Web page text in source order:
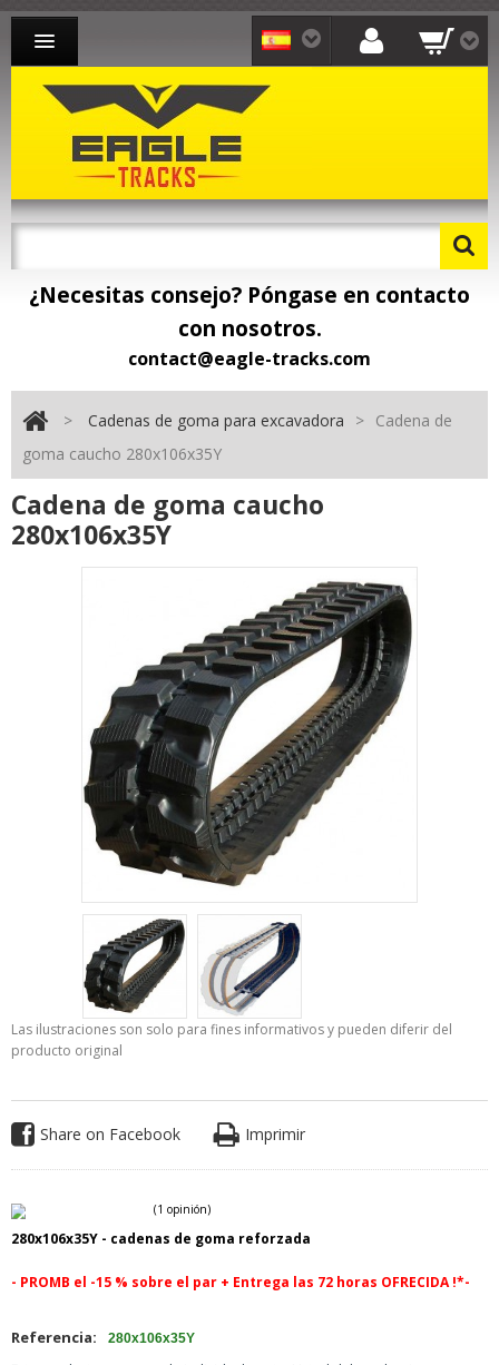
CADENAS PARA EXCAVADORA
CADENAS PARA CARGADORA
CADENAS PARA TRANSPORTISTA
¿Necesitas consejo? Póngase en contacto
con nosotros.
contact@eagle-tracks.com
> Cadenas de goma para excavadora >
Cadena de
goma caucho 280x106x35Y
Cadena de goma caucho
280x106x35Y
Las ilustraciones son solo para fines informativos y pueden diferir del
producto original
Share on Facebook Imprimir
280x106x35Y - cadenas de goma reforzada
- PROMB el -15 % sobre el par + Entrega las 72 horas OFRECIDA !*-
Referencia: 280x106x35Y